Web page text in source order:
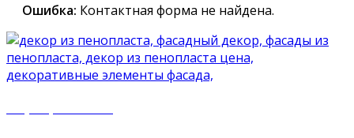
Ошибка: Контактная форма не найдена.